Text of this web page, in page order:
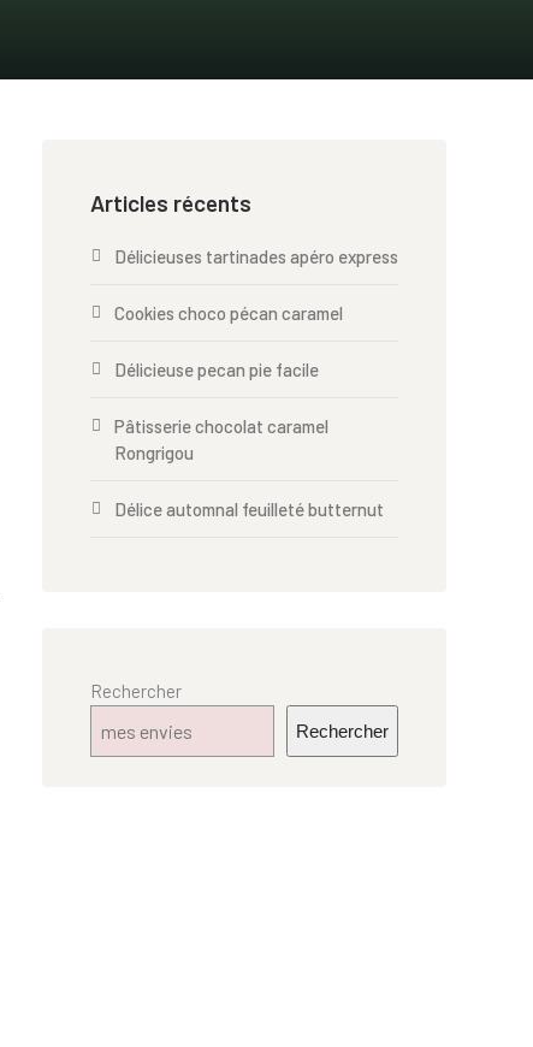
Articles récents
Délicieuses tartinades apéro express
Cookies choco pécan caramel
Délicieuse pecan pie facile
Pâtisserie chocolat caramel
Rongrigou
Délice automnal feuilleté butternut
Rechercher
Rechercher